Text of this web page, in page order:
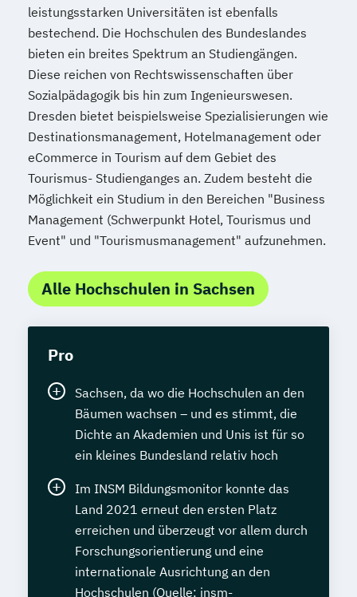
leistungsstarken Universitäten ist ebenfalls
bestechend. Die Hochschulen des Bundeslandes
bieten ein breites Spektrum an Studiengängen.
Diese reichen von Rechtswissenschaften über
Sozialpädagogik bis hin zum Ingenieurswesen.
Dresden bietet beispielsweise Spezialisierungen wie
Destinationsmanagement, Hotelmanagement oder
eCommerce in Tourism auf dem Gebiet des
Tourismus- Studienganges an. Zudem besteht die
Möglichkeit ein Studium in den Bereichen "Business
Management (Schwerpunkt Hotel, Tourismus und
Event" und "Tourismusmanagement" aufzunehmen.
Alle Hochschulen in Sachsen
Pro
Sachsen, da wo die Hochschulen an den
Bäumen wachsen – und es stimmt, die
Dichte an Akademien und Unis ist für so
ein kleines Bundesland relativ hoch
Im INSM Bildungsmonitor konnte das
Land 2021 erneut den ersten Platz
erreichen und überzeugt vor allem durch
Forschungsorientierung und eine
internationale Ausrichtung an den
Hochschulen (Quelle: insm-